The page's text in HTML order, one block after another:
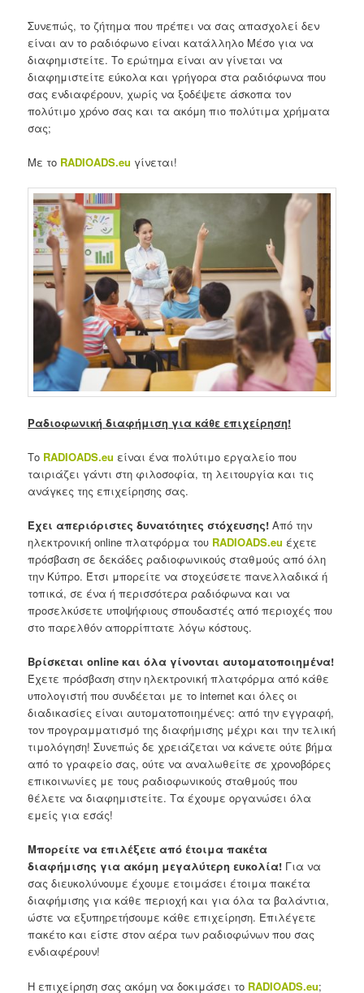
Συνεπώς, το ζήτημα που πρέπει να σας απασχολεί δεν
είναι αν το ραδιόφωνο είναι κατάλληλο Μέσο για να
διαφημιστείτε. Το ερώτημα είναι αν γίνεται να
διαφημιστείτε εύκολα και γρήγορα στα ραδιόφωνα που
σας ενδιαφέρουν, χωρίς να ξοδέψετε άσκοπα τον
πολύτιμο χρόνο σας και τα ακόμη πιο πολύτιμα χρήματα
σας;
Με το RADIOADS.eu γίνεται!
Ραδιοφωνική διαφήμιση για κάθε επιχείρηση!
Το RADIOADS.eu είναι ένα πολύτιμο εργαλείο που
ταιριάζει γάντι στη φιλοσοφία, τη λειτουργία και τις
ανάγκες της επιχείρησης σας.
Έχει απεριόριστες δυνατότητες στόχευσης!Από την
ηλεκτρονική online πλατφόρμα του RADIOADS.eu έχετε
πρόσβαση σε δεκάδες ραδιοφωνικούς σταθμούς από όλη
την Κύπρο. Έτσι μπορείτε να στοχεύσετε πανελλαδικά ή
τοπικά, σε ένα ή περισσότερα ραδιόφωνα και να
προσελκύσετε υποψήφιους σπουδαστές από περιοχές που
στο παρελθόν απορρίπτατε λόγω κόστους.
Βρίσκεταιonline και όλα γίνονται αυτοματοποιημένα!
Έχετε πρόσβαση στην ηλεκτρονική πλατφόρμα από κάθε
υπολογιστή που συνδέεται με το internet και όλες οι
διαδικασίες είναι αυτοματοποιημένες: από την εγγραφή,
τον προγραμματισμό της διαφήμισης μέχρι και την τελική
τιμολόγηση! Συνεπώς δε χρειάζεται να κάνετε ούτε βήμα
από το γραφείο σας, ούτε να αναλωθείτε σε χρονοβόρες
επικοινωνίες με τους ραδιοφωνικούς σταθμούς που
θέλετε να διαφημιστείτε. Τα έχουμε οργανώσει όλα
εμείς για εσάς!
Μπορείτε να επιλέξετε από έτοιμα πακέτα
διαφήμισης για ακόμη μεγαλύτερη ευκολία! Για να
σας διευκολύνουμε έχουμε ετοιμάσει έτοιμα πακέτα
διαφήμισης για κάθε περιοχή και για όλα τα βαλάντια,
ώστε να εξυπηρετήσουμε κάθε επιχείρηση. Επιλέγετε
πακέτο και είστε στον αέρα των ραδιοφώνων που σας
ενδιαφέρουν!
Η επιχείρηση σας ακόμη να δοκιμάσει το RADIOADS.eu;